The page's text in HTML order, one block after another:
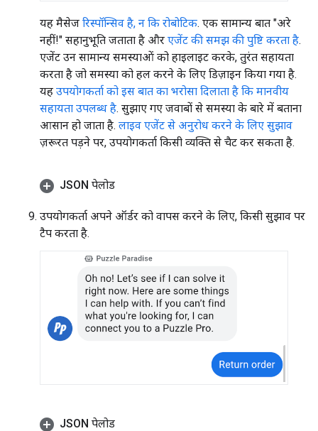
यह मैसेज रिस्पॉन्सिव है, न कि रोबोटिक. एक सामान्य बात "अरे
नहीं!" सहानुभूति जताता है और एजेंट की समझ की पुष्टि करता है.
एजेंट उन सामान्य समस्याओं को हाइलाइट करके, तुरंत सहायता
करता है जो समस्या को हल करने के लिए डिज़ाइन किया गया है.
यह उपयोगकर्ता को इस बात का भरोसा दिलाता है कि मानवीय
सहायता उपलब्ध है. सुझाए गए जवाबों से समस्या के बारे में बताना
आसान हो जाता है. लाइव एजेंट से अनुरोध करने के लिए सुझाव
ज़रूरत पड़ने पर, उपयोगकर्ता किसी व्यक्ति से चैट कर सकता है.
JSON पेलोड
उपयोगकर्ता अपने ऑर्डर को वापस करने के लिए, किसी सुझाव पर
टैप करता है.
JSON पेलोड